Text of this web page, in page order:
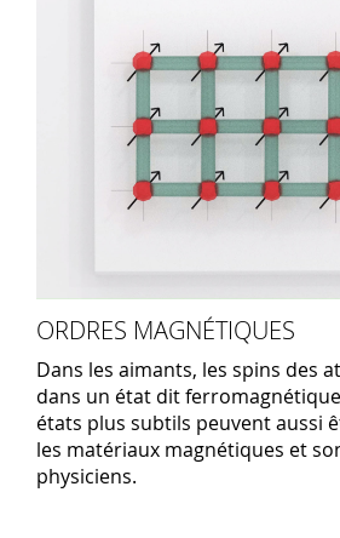
ORDRES MAGNÉTIQUES
Dans les aimants, les spins des
dans un état dit
états plus subtils peuvent aussi
les matériaux magnétiques et
physiciens.